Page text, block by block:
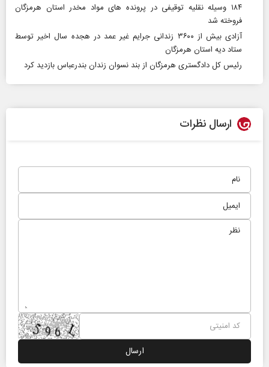
۱۸۴ وسیله نقلیه توقیفی در پرونده های مواد مخدر استان هرمزگان
فروخته شد
آزادی بیش از ۳۶۰۰ زندانی جرایم غیر عمد در هجده سال اخیر توسط
ستاد دیه استان هرمزگان
رئیس کل دادگستری هرمزگان از بند نسوان زندان بندرعباس بازدید کرد
ارسال نظرات